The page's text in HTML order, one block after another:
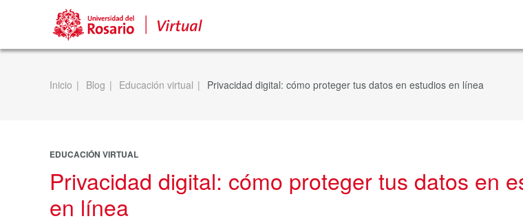
Inicio Blog Educación virtual Privacidad digital: cómo proteger tus datos en estudios en línea
EDUCACIÓN VIRTUAL
Privacidad digital: cómo proteger tus datos en
en línea